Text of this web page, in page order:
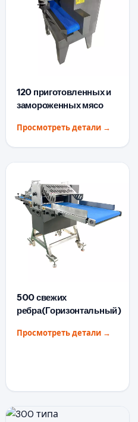
120 приготовленных и
замороженных мясо
Просмотреть детали →
500 свежих
ребра(Горизонтальный)
Просмотреть детали →